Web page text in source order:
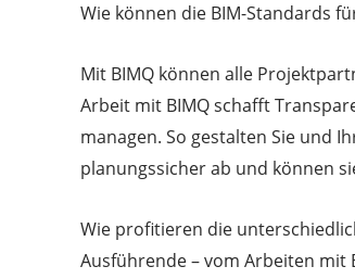
Wie können die BIM-Standards
Mit BIMQ können alle
Arbeit mit BIMQ schafft
managen. So gestalten Sie und
planungssicher ab und können
Wie profitieren die
Ausführende – vom Arbeiten mit